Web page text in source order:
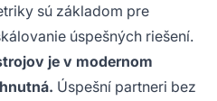
sú základom pre
úspešných riešení.
je v modernom
Úspešní partneri bez